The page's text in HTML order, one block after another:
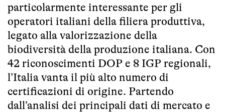
particolarmente interessante per gli
operatori italiani della filiera produttiva,
legato alla valorizzazione della
biodiversità della produzione italiana. Con
42 riconoscimenti DOP e 8 IGP regionali,
l’Italia vanta il più alto numero di
certificazioni di origine. Partendo
dall’analisi dei principali dati di mercato e